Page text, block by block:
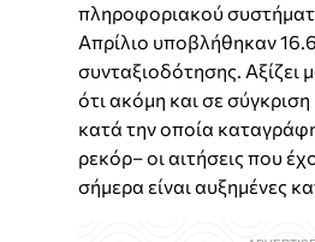
πληροφοριακού
Απρίλιο υποβλήθηκαν
συνταξιοδότησης. Αξίζει
ότι ακόμη και σε
κατά την οποία
ρεκόρ– οι αιτήσεις που
σήμερα είναι αυξημένες